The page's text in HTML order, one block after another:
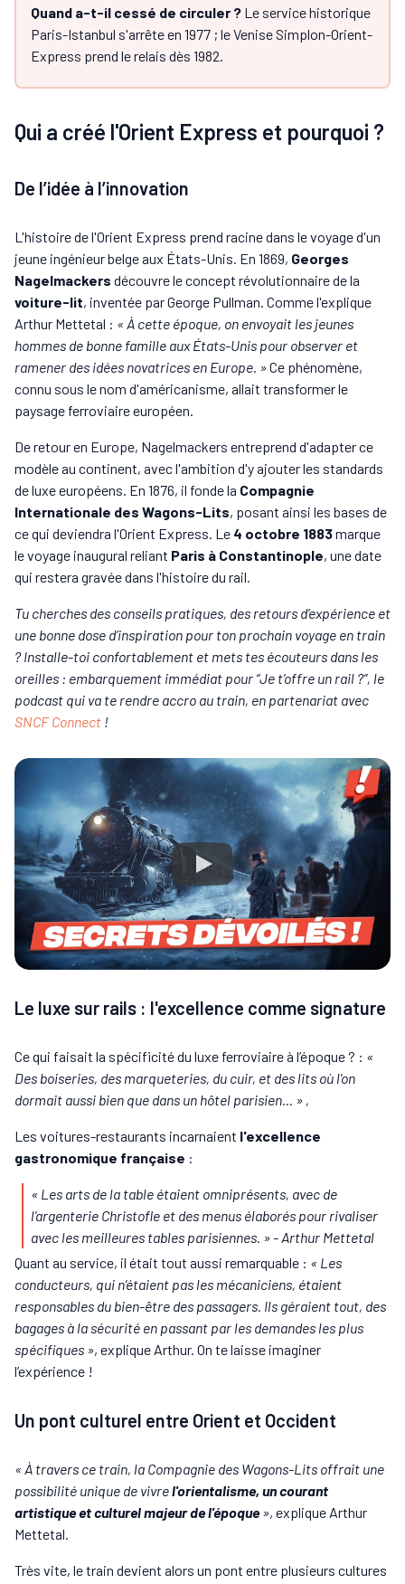
Quand a-t-il cessé de circuler ? Le service historique
Paris-Istanbul s'arrête en 1977 ; le Venise Simplon-Orient-
Express prend le relais dès 1982.
Qui a créé l'Orient Express et pourquoi ?
De l’idée à l’innovation
L'histoire de l'Orient Express prend racine dans le voyage d'un
jeune ingénieur belge aux États-Unis. En 1869, Georges
Nagelmackers découvre le concept révolutionnaire de la
voiture-lit, inventée par George Pullman. Comme l'explique
Arthur Mettetal : « À cette époque, on envoyait les jeunes
hommes de bonne famille aux États-Unis pour observer et
ramener des idées novatrices en Europe. »Ce phénomène,
connu sous le nom d'américanisme, allait transformer le
paysage ferroviaire européen.
De retour en Europe, Nagelmackers entreprend d'adapter ce
modèle au continent, avec l'ambition d'y ajouter les standards
de luxe européens. En 1876, il fonde la Compagnie
Internationale des Wagons-Lits, posant ainsi les bases de
ce qui deviendra l'Orient Express. Le 4 octobre 1883marque
le voyage inaugural reliant Paris à Constantinople, une date
qui restera gravée dans l'histoire du rail.
Tu cherches des conseils pratiques, des retours d’expérience et
une bonne dose d’inspiration pour ton prochain voyage en train
? Installe-toi confortablement et mets tes écouteurs dans les
oreilles : embarquement immédiat pour “Je t’offre un rail ?”, le
podcast qui va te rendre accro au train, en partenariat avec
SNCF Connect !
Le luxe sur rails : l'excellence comme signature
Ce qui faisait la spécificité du luxe ferroviaire à l’époque ? : «
Des boiseries, des marqueteries, du cuir, et des lits où l'on
dormait aussi bien que dans un hôtel parisien... » ,
Les voitures-restaurants incarnaient l'excellence
gastronomique française :
« Les arts de la table étaient omniprésents, avec de
l'argenterie Christofle et des menus élaborés pour rivaliser
avec les meilleures tables parisiennes. » - Arthur Mettetal
Quant au service, il était tout aussi remarquable : « Les
conducteurs, qui n'étaient pas les mécaniciens, étaient
responsables du bien-être des passagers. Ils géraient tout, des
bagages à la sécurité en passant par les demandes les plus
spécifiques », explique Arthur. On te laisse imaginer
l’expérience !
Un pont culturel entre Orient et Occident
« À travers ce train, la Compagnie des Wagons-Lits offrait une
possibilité unique de vivrel'orientalisme, un courant
artistique et culturel majeur de l'époque», explique Arthur
Mettetal.
Très vite, le train devient alors un pont entre plusieurs cultures